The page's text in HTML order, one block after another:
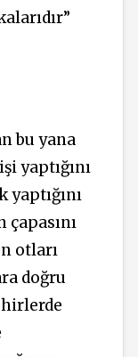
bu yana
yaptığını
otları
doğru